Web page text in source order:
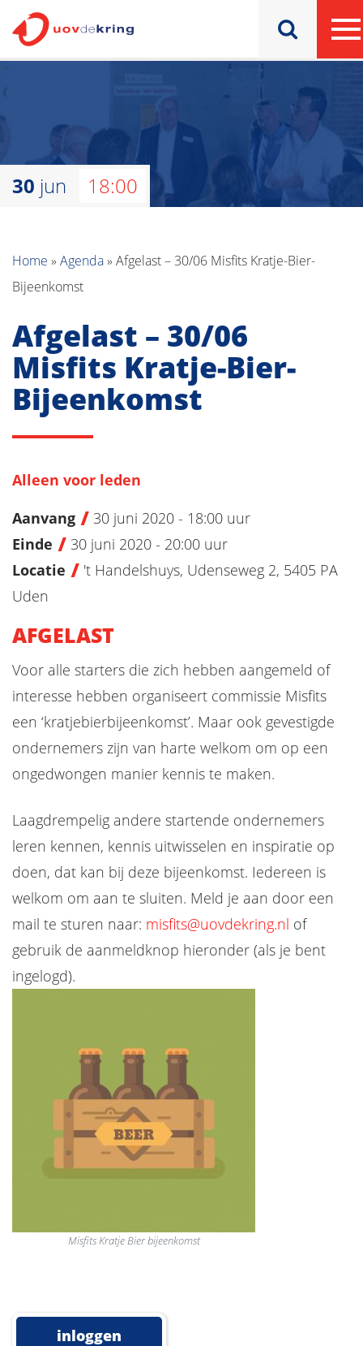
Home » Agenda» Afgelast – 30/06 Misfits Kratje-Bier-
Bijeenkomst
Afgelast – 30/06
Misfits Kratje-Bier-
Bijeenkomst
Alleen voor leden
30 jun 18:00
Aanvang
30 juni 2020 - 18:00 uur
Einde
30 juni 2020 - 20:00 uur
Locatie
't Handelshuys, Udenseweg 2, 5405 PA
Uden
AFGELAST
Voor alle starters die zich hebben aangemeld of
interesse hebben organiseert commissie Misfits
een ‘kratjebierbijeenkomst’. Maar ook gevestigde
ondernemers zijn van harte welkom om op een
ongedwongen manier kennis te maken.
Laagdrempelig andere startende ondernemers
leren kennen, kennis uitwisselen en inspiratie op
doen, dat kan bij deze bijeenkomst. Iedereen is
welkom om aan te sluiten. Meld je aan door een
mail te sturen naar: misfits@uovdekring.nl of
gebruik de aanmeldknop hieronder (als je bent
ingelogd).
Misfits Kratje Bier bijeenkomst
inloggen